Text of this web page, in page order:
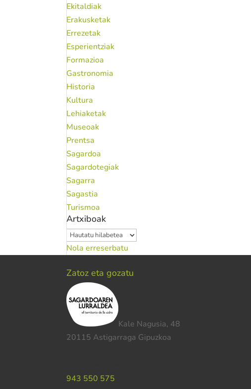
Ekitaldiak
Erakusketak
Errezetak
Esperientziak
Formazioa
Gastronomia
Historia
Kultura
Lehiaketak
Museoak
Prentsa
Sagardoa
Sagardotegiak
Sagarra
Sagastia
Turismoa
Artxiboak
Artxiboak
Nola erreserbatu
Zatoz eta gozatu
Kale Nagusia, 48
20115 Astigarraga Gipuzkoa
943 550 575